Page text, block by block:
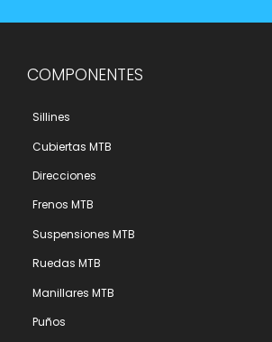
COMPONENTES
Sillines
Cubiertas MTB
Direcciones
Frenos MTB
Suspensiones MTB
Ruedas MTB
Manillares MTB
Puños